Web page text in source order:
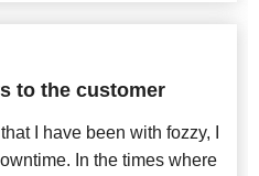
to the customer
I have been with fozzy, I
In the times where